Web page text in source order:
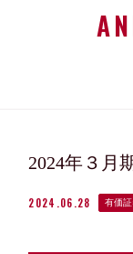
2024年３月
2024.06.28 有価